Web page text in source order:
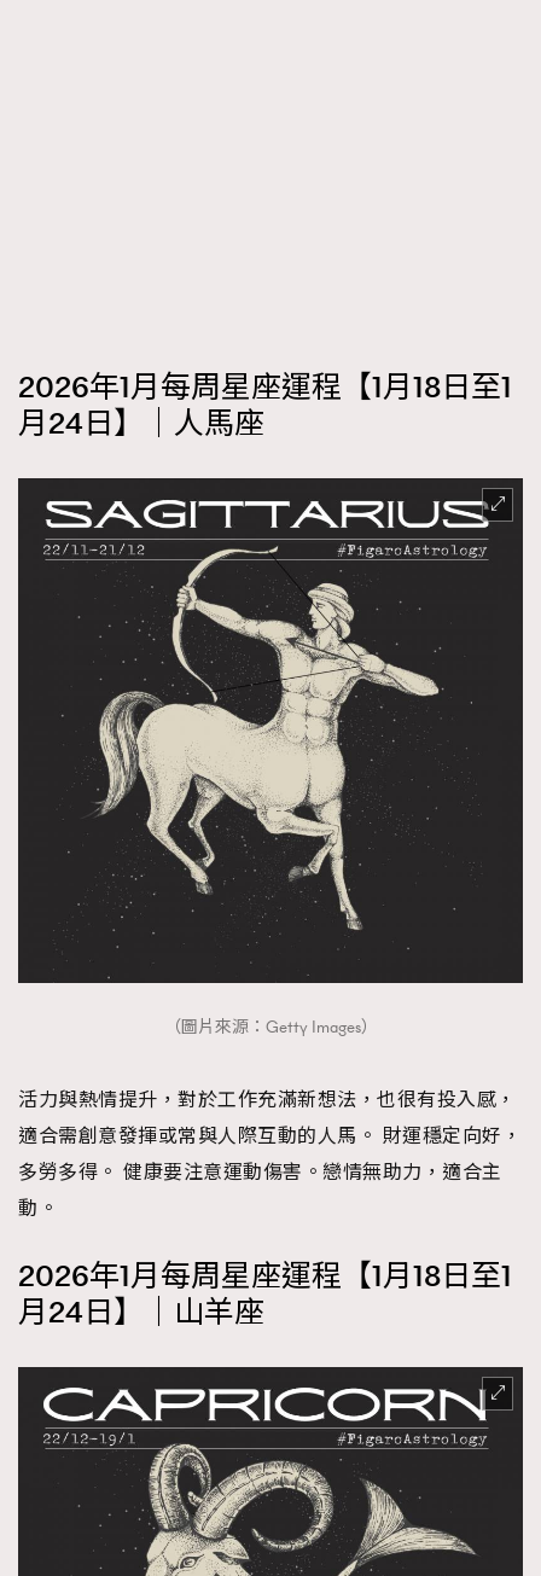
2026年1月每周星座運程【1月18日至1
月24日】｜人馬座
（圖片來源：Getty Images）
活力與熱情提升，對於工作充滿新想法，也很有投入感，
適合需創意發揮或常與人際互動的人馬。 財運穩定向好，
多勞多得。 健康要注意運動傷害。戀情無助力，適合主
動。
2026年1月每周星座運程【1月18日至1
月24日】｜山羊座